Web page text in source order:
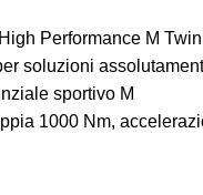
Performance M
soluzioni
sportivo M
1000 Nm,